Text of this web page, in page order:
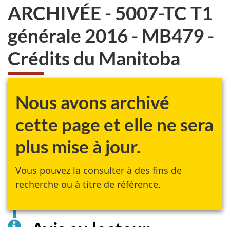
ARCHIVÉE - 5007-TC T1
générale 2016 - MB479 -
Crédits du Manitoba
Nous avons archivé
cette page et elle ne sera
plus mise à jour.
Vous pouvez la consulter à des fins de
recherche ou à titre de référence.